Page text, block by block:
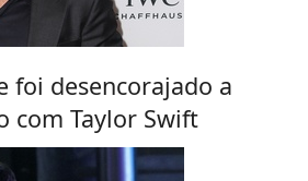
foi desencorajado a
com Taylor Swift